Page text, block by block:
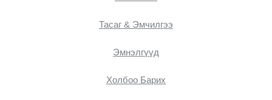
Тасаг & Эмчилгээ
Эмнэлгүүд
Холбоо Барих